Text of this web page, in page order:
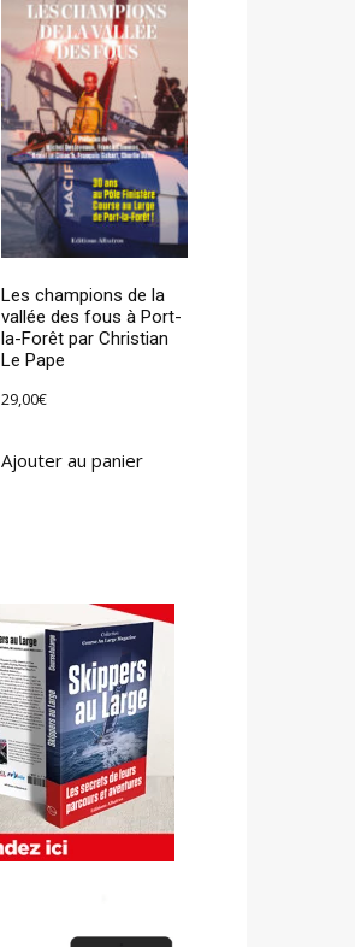
Les champions de la
vallée des fous à Port-
la-Forêt par Christian
Le Pape
29,00€
Ajouter au panier